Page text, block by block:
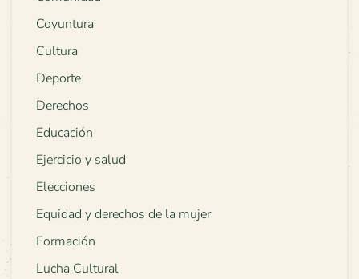
Coyuntura
Cultura
Deporte
Derechos
Educación
Ejercicio y salud
Elecciones
Equidad y derechos de la mujer
Formación
Lucha Cultural